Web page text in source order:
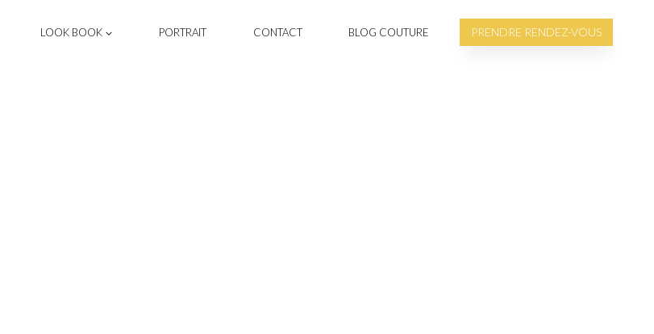
LOOK BOOK PORTRAIT CONTACT BLOG COUTURE PRENDRE RENDEZ-VOUS